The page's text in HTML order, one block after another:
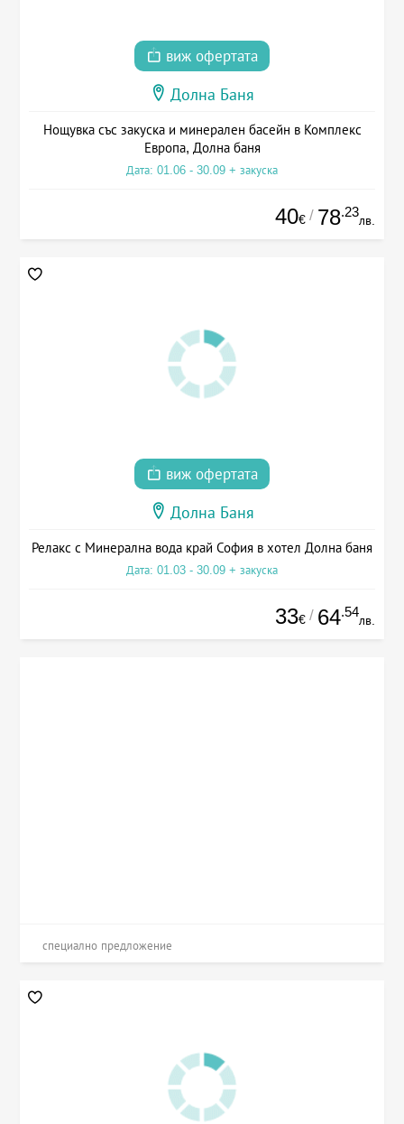
виж офертата
Долна Баня
Нощувка със закуска и минерален басейн в Комплекс
Европа, Долна баня
Дата: 01.06 - 30.09 + закуска
40€ / 78.23
лв.
виж офертата
Долна Баня
Релакс с Минерална вода край София в хотел Долна баня
Дата: 01.03 - 30.09 + закуска
33€ / 64.54
лв.
специално предложение